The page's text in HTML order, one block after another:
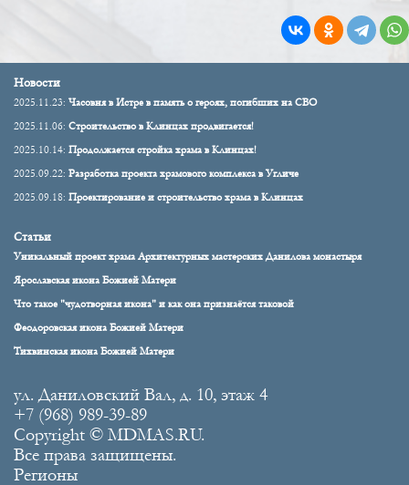
Новости
2025.11.23: Часовня в Истре в память о героях, погибших на СВО
2025.11.06: Строительство в Клинцах продвигается!
2025.10.14: Продолжается стройка храма в Клинцах!
2025.09.22: Разработка проекта храмового комплекса в Угличе
2025.09.18: Проектирование и строительство храма в Клинцах
Статьи
Уникальный проект храма Архитектурных мастерских Данилова монастыря
Ярославская икона Божией Матери
Что такое "чудотворная икона" и как она признаётся таковой
Феодоровская икона Божией Матери
Тихвинская икона Божией Матери
ул. Даниловский Вал, д. 10, этаж 4
+7 (968) 989-39-89
Copyright © MDMAS.RU.
Все права защищены.
Регионы